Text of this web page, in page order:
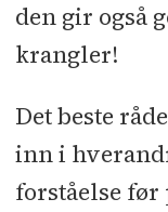
den gir også
krangler!
Det beste
inn i
forståelse